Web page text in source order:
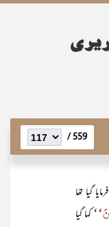
559 /
گیا تھا
کہا گیا